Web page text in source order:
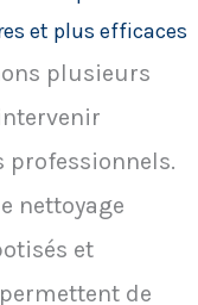
et plus efficaces
plusieurs
nettoyage
et
de